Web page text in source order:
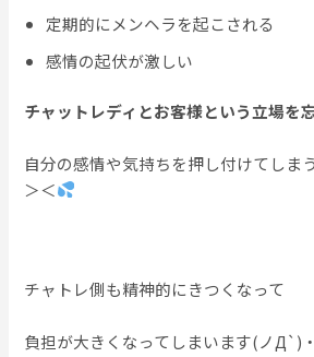
定期的にメンヘラを起こされる
感情の起伏が激しい
チャットレディとお客様という立場を
自分の感情や気持ちを押し付けてしま
＞＜
チャトレ側も精神的にきつくなって
負担が大きくなってしまいます(ノД`)・